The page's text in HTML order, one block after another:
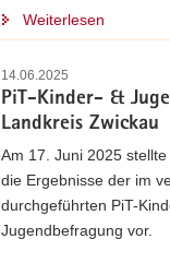
Weiterlesen
14.06.2025
PiT-Kinder- &
Landkreis Zwickau
Am 17. Juni 2025
die Ergebnisse der im
durchgeführten PiT-
Jugendbefragung vor.